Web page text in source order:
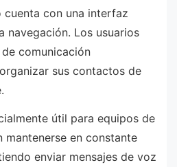
cuenta con una interfaz
navegación. Los usuarios
comunicación
sus contactos de
útil para equipos de
mantenerse en constante
enviar mensajes de voz